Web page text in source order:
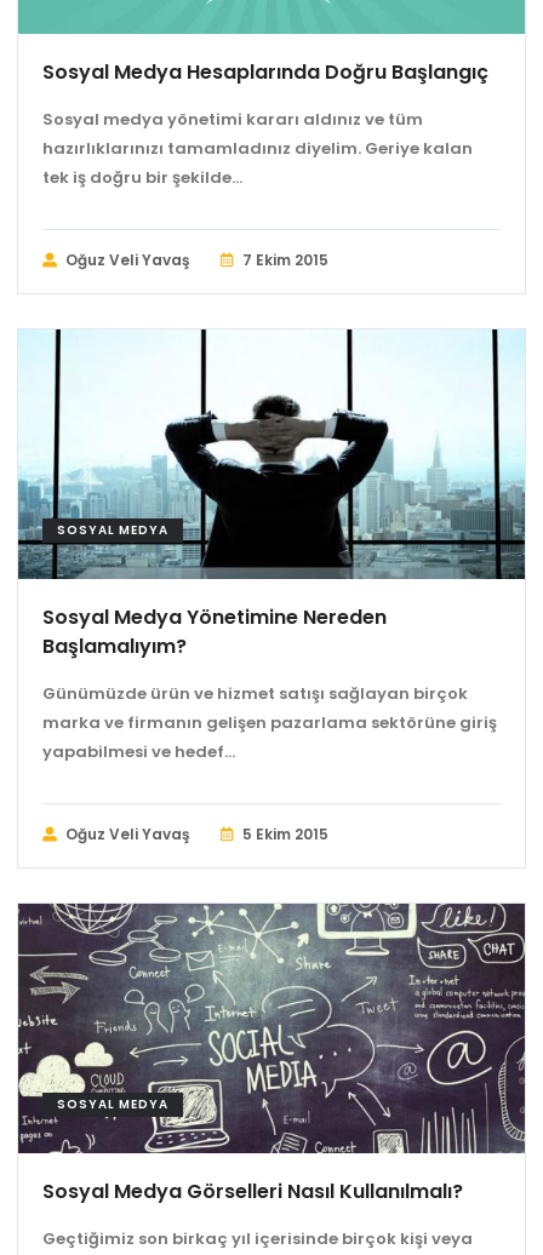
Sosyal Medya Hesaplarında Doğru Başlangıç
Sosyal medya yönetimi kararı aldınız ve tüm
hazırlıklarınızı tamamladınız diyelim. Geriye kalan
tek iş doğru bir şekilde...
Oğuz Veli Yavaş 7 Ekim 2015
SOSYAL MEDYA
Sosyal Medya Yönetimine Nereden
Başlamalıyım?
Günümüzde ürün ve hizmet satışı sağlayan birçok
marka ve firmanın gelişen pazarlama sektörüne giriş
yapabilmesi ve hedef...
Oğuz Veli Yavaş 5 Ekim 2015
SOSYAL MEDYA
Sosyal Medya Görselleri Nasıl Kullanılmalı?
Geçtiğimiz son birkaç yıl içerisinde birçok kişi veya